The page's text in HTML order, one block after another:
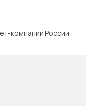
компаний России